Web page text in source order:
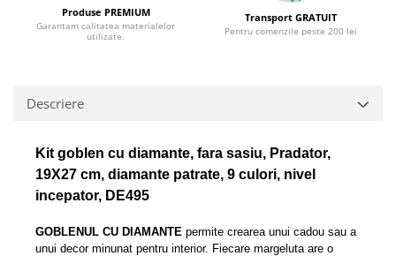
Produse PREMIUM
Garantam calitatea materialelor
utilizate.
Transport GRATUIT
Pentru comenzile peste 200 lei
Descriere
Kit goblen cu diamante, fara sasiu, Pradator,
19X27 cm, diamante patrate, 9 culori, nivel
incepator, DE495
GOBLENUL CU DIAMANTE permite crearea unui cadou sau a
unui decor minunat pentru interior. Fiecare margeluta are o